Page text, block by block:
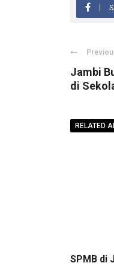
Jambi
di
RELATED
SPMB di